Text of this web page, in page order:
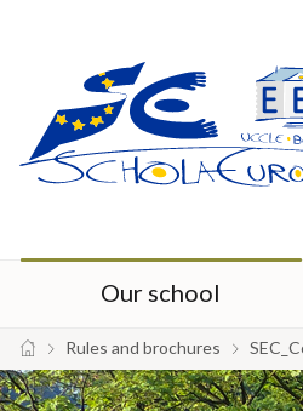
Our school
Rules and brochures